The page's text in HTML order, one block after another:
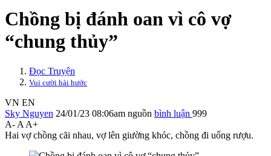
Chồng bị đánh oan vì cô vợ
“chung thủy”
Đọc Truyện
Vui cười hài hước
VN EN
Sky Nguyen 24/01/23 08:06am nguồn bình luận 999
A- A A+
Hai vợ chồng cãi nhau, vợ lên giường khóc, chồng đi uống rượu.